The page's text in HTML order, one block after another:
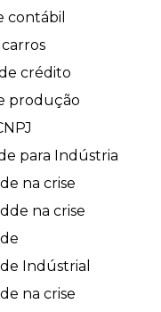
contábil
crédito
produção
para Indústria
na crise
na crise
Indústrial
na crise